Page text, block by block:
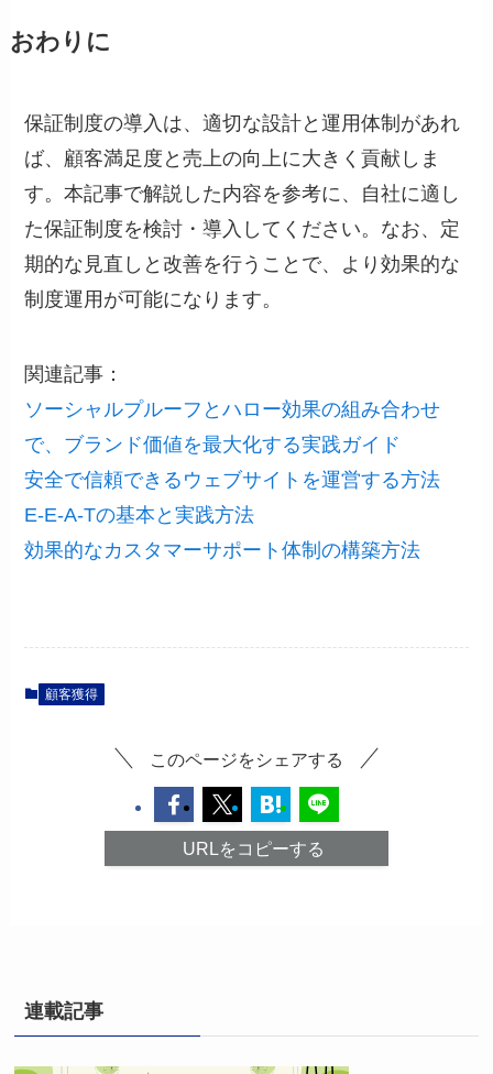
おわりに
保証制度の導入は、適切な設計と運用体制があれ
ば、顧客満足度と売上の向上に大きく貢献しま
す。本記事で解説した内容を参考に、自社に適し
た保証制度を検討・導入してください。なお、定
期的な見直しと改善を行うことで、より効果的な
制度運用が可能になります。
関連記事：
ソーシャルプルーフとハロー効果の組み合わせ
で、ブランド価値を最大化する実践ガイド
安全で信頼できるウェブサイトを運営する方法
E-E-A-Tの基本と実践方法
効果的なカスタマーサポート体制の構築方法
顧客獲得
このページをシェアする
URLをコピーする
連載記事